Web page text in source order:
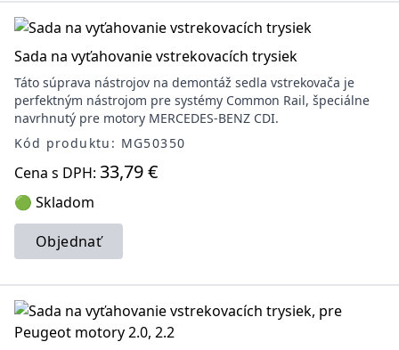
Sada na vyťahovanie vstrekovacích trysiek
Táto súprava nástrojov na demontáž sedla vstrekovača je
perfektným nástrojom pre systémy Common Rail, špeciálne
navrhnutý pre motory MERCEDES-BENZ CDI.
Kód produktu: MG50350
Cena s DPH: 33,79 €
🟢 Skladom
Objednať